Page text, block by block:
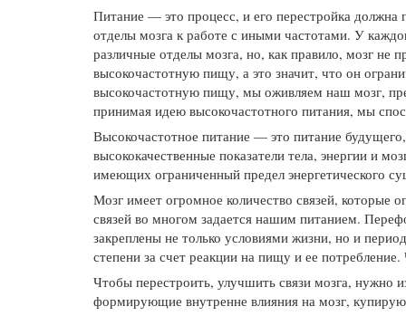
Питание — это процесс, и его перестройка должна
отделы мозга к работе с иными частотами. У
различные отделы мозга, но, как правило, мозг не
высокочастотную пищу, а это значит, что он
высокочастотную пищу, мы оживляем наш мозг,
принимая идею высокочастотного питания, мы
Высокочастотное питание — это питание
высококачественные показатели тела, энергии и
имеющих ограниченный предел энергетического
Мозг имеет огромное количество связей, которые
связей во многом задается нашим питанием.
закреплены не только условиями жизни, но и
степени за счет реакции на пищу и ее
Чтобы перестроить, улучшить связи мозга, нужно
формирующие внутренне влияния на мозг,